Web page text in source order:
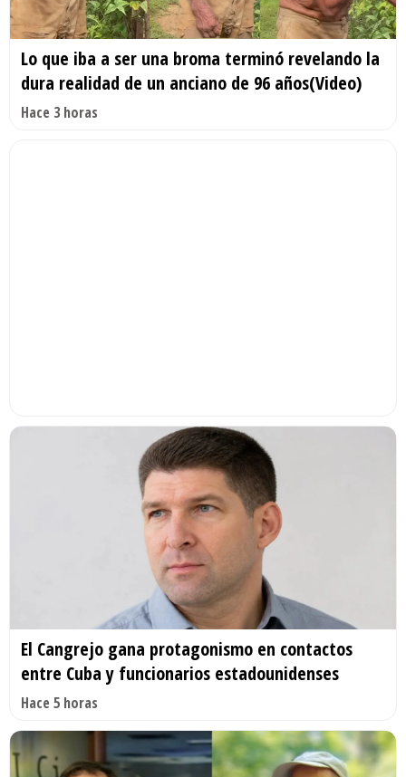
Lo que iba a ser una broma terminó revelando la
dura realidad de un anciano de 96 años(Video)
Hace 3 horas
El Cangrejo gana protagonismo en contactos
entre Cuba y funcionarios estadounidenses
Hace 5 horas